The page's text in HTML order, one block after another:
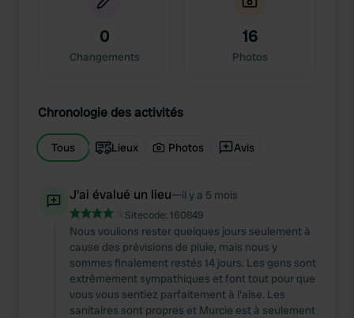
0
Changements
16
Photos
Chronologie des activités
Tous Lieux Photos Avis
J'ai évalué un lieu—il y a 5 mois
Sitecode: 160849
Nous voulions rester quelques jours seulement à
cause des prévisions de pluie, mais nous y
sommes finalement restés 14 jours. Les gens sont
extrêmement sympathiques et font tout pour que
vous vous sentiez parfaitement à l'aise. Les
sanitaires sont propres et Murcie est à seulement